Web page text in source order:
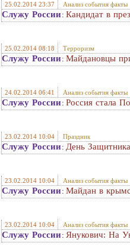
25.02.2014 23:37 Анализ события факты
Служу России: Кандидат в
25.02.2014 08:18 Терроризм
Служу России: Майдановцы
24.02.2014 06:41 Анализ события факты
Служу России: Россия стала
23.02.2014 10:04 Праздник
Служу России: День
23.02.2014 10:04 Анализ события факты
Служу России: Майдан в
23.02.2014 10:04 Анализ события факты
Служу России: Янукович: На